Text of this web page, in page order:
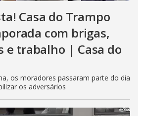
Casa do Trampo
com brigas,
e trabalho | Casa do
os moradores passaram parte do dia
os adversários